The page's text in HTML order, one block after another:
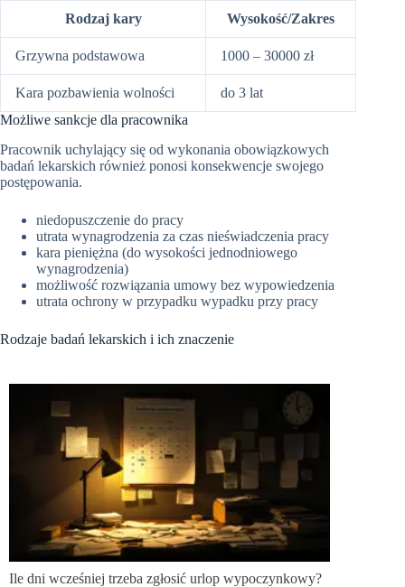
Rodzaj kary Wysokość/Zakres
Grzywna podstawowa 1000 – 30000 zł
Kara pozbawienia wolności
do 3 lat
Możliwe sankcje dla pracownika
Pracownik uchylający się od wykonania obowiązkowych
badań lekarskich również ponosi konsekwencje swojego
postępowania.
niedopuszczenie do pracy
utrata wynagrodzenia za czas nieświadczenia pracy
kara pieniężna (do wysokości jednodniowego
wynagrodzenia)
możliwość rozwiązania umowy bez wypowiedzenia
utrata ochrony w przypadku wypadku przy pracy
Rodzaje badań lekarskich i ich znaczenie
Ile dni wcześniej trzeba zgłosić urlop wypoczynkowy?